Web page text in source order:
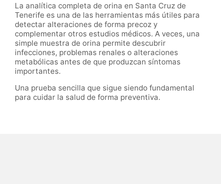
La analítica completa de orina en Santa Cruz de
Tenerife es una de las herramientas más útiles para
detectar alteraciones de forma precoz y
complementar otros estudios médicos. A veces, una
simple muestra de orina permite descubrir
infecciones, problemas renales o alteraciones
metabólicas antes de que produzcan síntomas
importantes.
Una prueba sencilla que sigue siendo fundamental
para cuidar la salud de forma preventiva.